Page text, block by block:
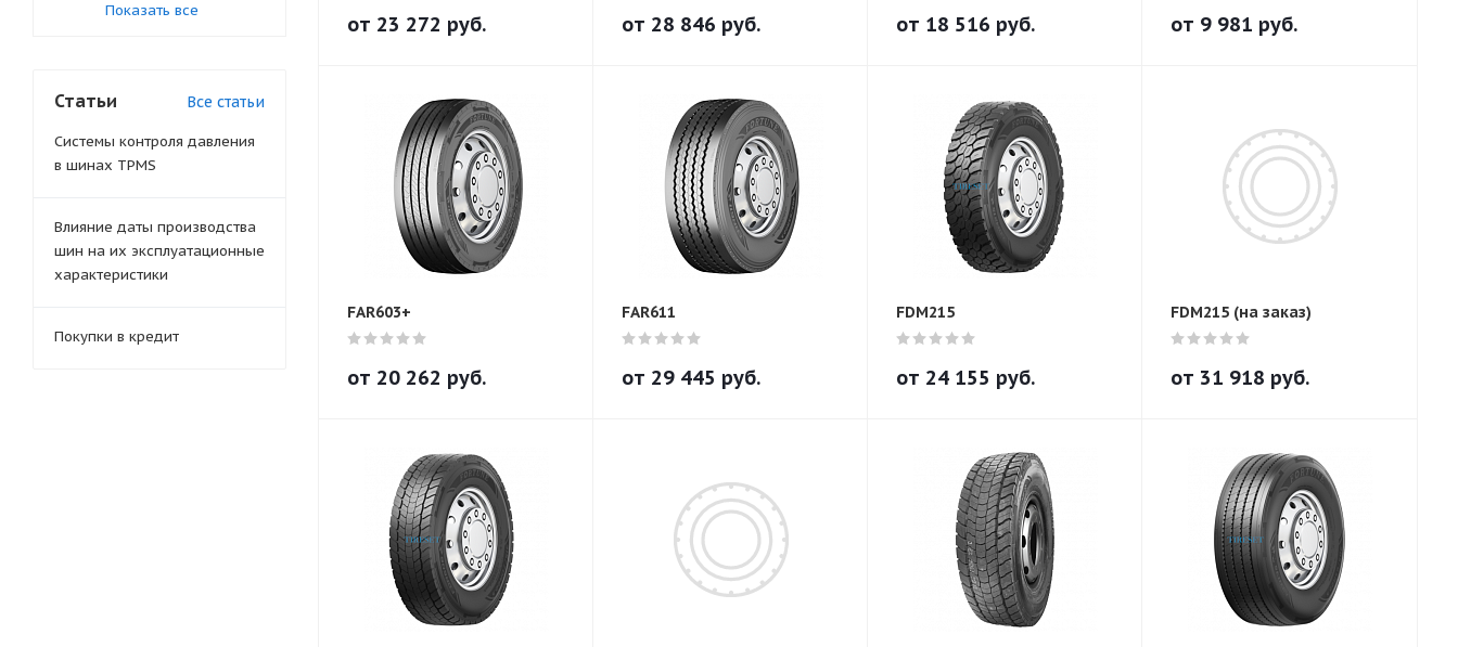
от 23 272 руб. от 28 846 руб. от 18 516 руб. от 9 981 руб.
FAR603+
от 20 262 руб.
FAR611
от 29 445 руб.
FDM215
от 24 155 руб.
FDM215 (на заказ)
от 31 918 руб.
Показать все
Статьи Все статьи
Системы контроля давления
в шинах TPMS
Влияние даты производства
шин на их эксплуатационные
характеристики
Покупки в кредит